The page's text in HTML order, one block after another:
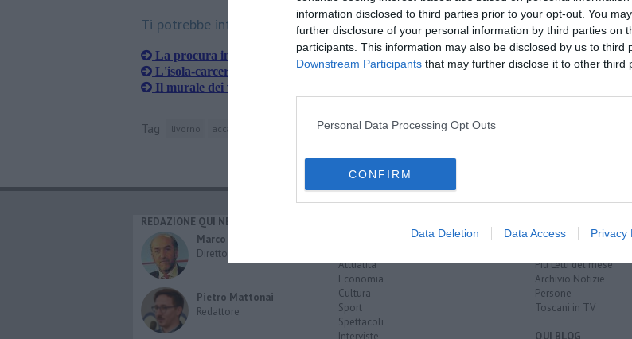
information disclosed to third parties prior to your opt-out. You
further disclosure of your personal information by third parties on
participants. This information may also be disclosed by us to third
Downstream Participants that may further disclose it to other third
Personal Data Processing Opt Outs
CONFIRM
Data Deletion Data Access Privacy
Ti potrebbe interessare anche:
La procura indaga sulla mostra di Modì a Genova
L'isola-carcere vista con gli occhi dei detenuti
Il murale dei volterrani conquista Livorno
Tag livorno accademia di belle arti di firenze
REDAZIONE QUI NEWS
Marco Migli
Direttore Responsabile
Pietro Mattonai
Redattore
Attualità
Economia
Cultura
Sport
Spettacoli
Le notizie di oggi
Più Letti del mese
Archivio Notizie
Persone
Toscani in TV